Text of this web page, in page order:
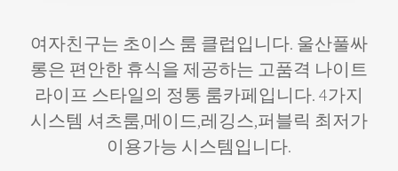
여자친구는 초이스 룸 클럽입니다. 울산풀싸
롱은 편안한 휴식을 제공하는 고품격 나이트
라이프 스타일의 정통 룸카페입니다. 4가지
시스템 셔츠룸,메이드,레깅스,퍼블릭 최저가
이용가능 시스템입니다.